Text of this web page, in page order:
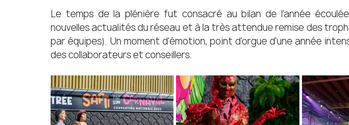
Le temps de la plénière fut consacré au bilan de l'année
nouvelles actualités du réseau et à la très attendue remise des
par équipes). Un moment d'émotion, point d'orgue d'une année
des collaborateurs et conseillers.